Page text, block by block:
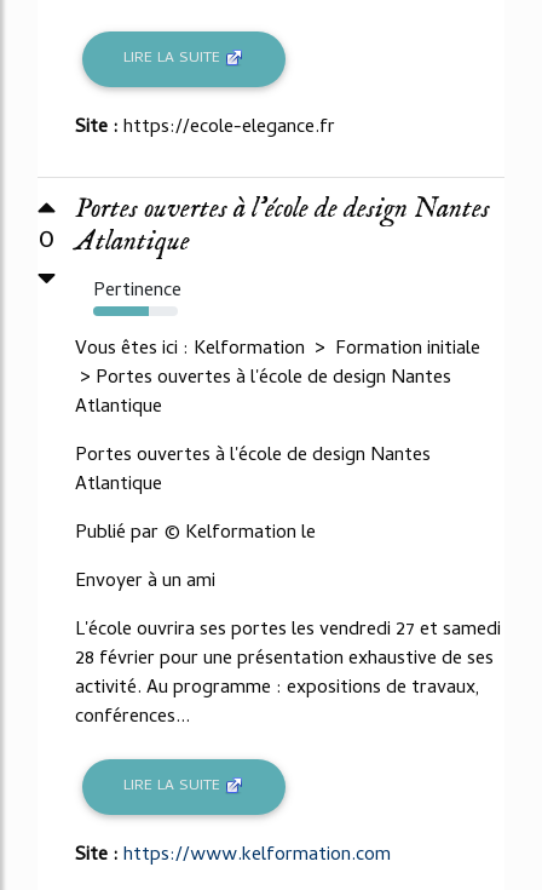
LIRE LA SUITE
Site :https://ecole-elegance.fr
0
Portes ouvertes à l’école de design Nantes
Atlantique
Pertinence
66%
Vous êtes ici : Kelformation > Formation initiale
> Portes ouvertes à l'école de design Nantes
Atlantique
Portes ouvertes à l'école de design Nantes
Atlantique
Publié par © Kelformation le
Envoyer à un ami
L'école ouvrira ses portes les vendredi 27 et samedi
28 février pour une présentation exhaustive de ses
activité. Au programme : expositions de travaux,
conférences...
LIRE LA SUITE
Site :https://www.kelformation.com